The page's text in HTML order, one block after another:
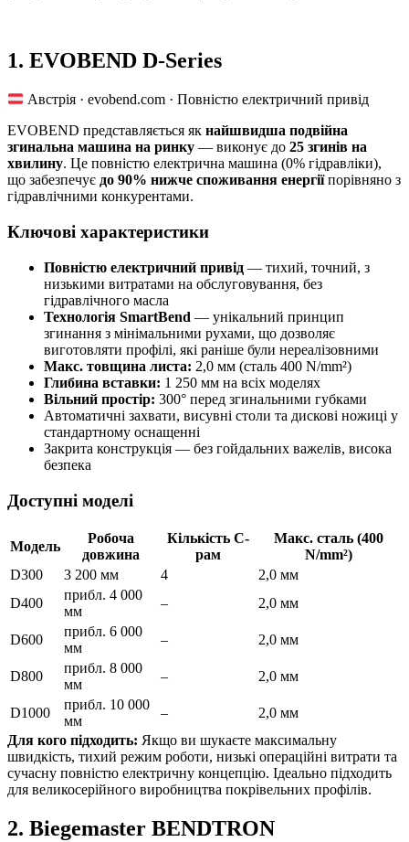
1. EVOBEND D-Series
Австрія · evobend.com · Повністю електричний привід
EVOBEND представляється як найшвидша подвійна
згинальна машина на ринку — виконує до 25 згинів на
хвилину. Це повністю електрична машина (0% гідравліки),
що забезпечує до 90% нижче споживання енергіїпорівняно з
гідравлічними конкурентами.
Ключові характеристики
Повністю електричний привід — тихий, точний, з
низькими витратами на обслуговування, без
гідравлічного масла
Технологія SmartBend — унікальний принцип
згинання з мінімальними рухами, що дозволяє
виготовляти профілі, які раніше були нереалізовними
Макс. товщина листа: 2,0 мм (сталь 400 N/mm²)
Глибина вставки: 1 250 мм на всіх моделях
Вільний простір: 300° перед згинальними губками
Автоматичні захвати, висувні столи та дискові ножиці у
стандартному оснащенні
Закрита конструкція — без гойдальних важелів, висока
безпека
Доступні моделі
Модель
Робоча
довжина
Кількість C-
рам
Макс. сталь (400
N/mm²)
D300
3 200 мм 4
2,0 мм
D400
прибл. 4 000
мм
– 2,0 мм
D600
прибл. 6 000
мм
– 2,0 мм
D800
прибл. 8 000
мм
– 2,0 мм
D1000
прибл. 10 000
мм
–
2,0 мм
Для кого підходить: Якщо ви шукаєте максимальну
швидкість, тихий режим роботи, низькі операційні витрати та
сучасну повністю електричну концепцію. Ідеально підходить
для великосерійного виробництва покрівельних профілів.
2. Biegemaster BENDTRON